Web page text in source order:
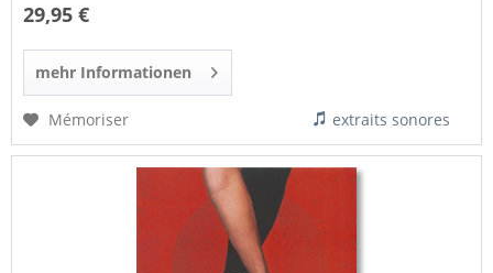
29,95 €
mehr Informationen
Mémoriser extraits sonores